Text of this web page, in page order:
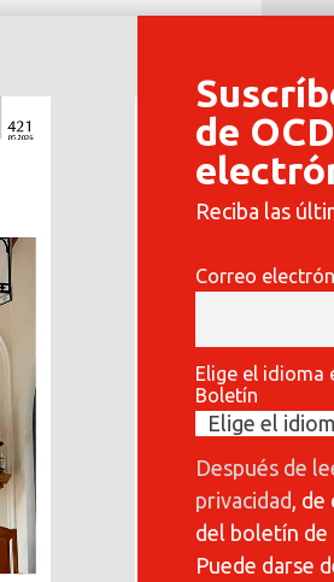
de
Reciba las
Correo
Elige el idioma
Boletín
Después de
privacidad ,
del boletín de
Puede darse